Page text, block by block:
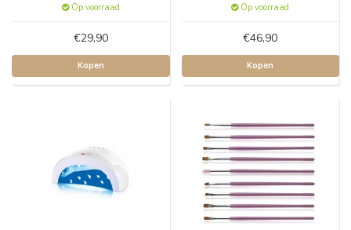
Op voorraad
€29,90
Kopen
Op voorraad
€46,90
Kopen